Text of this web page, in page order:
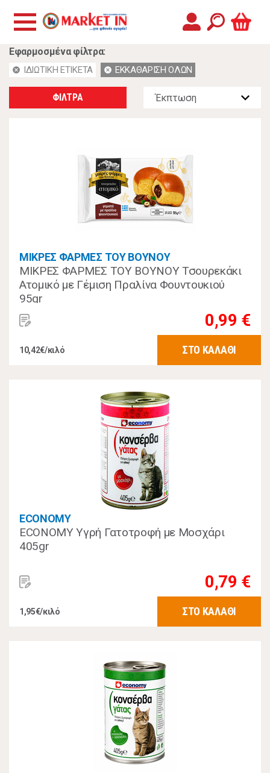
Εφαρμοσμένα φίλτρα:
cancel ΙΔΙΩΤΙΚΗ ΕΤΙΚΕΤΑ cancel ΕΚΚΑΘΑΡΙΣΗ ΟΛΩΝ
ΦΙΛΤΡΑ
ΜΙΚΡΕΣ ΦΑΡΜΕΣ ΤΟΥ ΒΟΥΝΟΥ
ΜΙΚΡΕΣ ΦΑΡΜΕΣ ΤΟΥ ΒΟΥΝΟΥ Τσουρεκάκι
Ατομικό με Γέμιση Πραλίνα Φουντουκιού
95gr
0,99 €
10,42€/κιλό ΣΤΟ ΚΑΛΑΘΙ
ECONOMY
ECONOMY Υγρή Γατοτροφή με Μοσχάρι
405gr
0,79 €
1,95€/κιλό ΣΤΟ ΚΑΛΑΘΙ